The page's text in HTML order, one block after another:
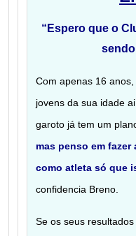
“Espero que o
Com apenas 16 anos,
jovens da sua idade
garoto já tem um
mas penso em
como atleta só que
confidencia Breno.
Se os seus